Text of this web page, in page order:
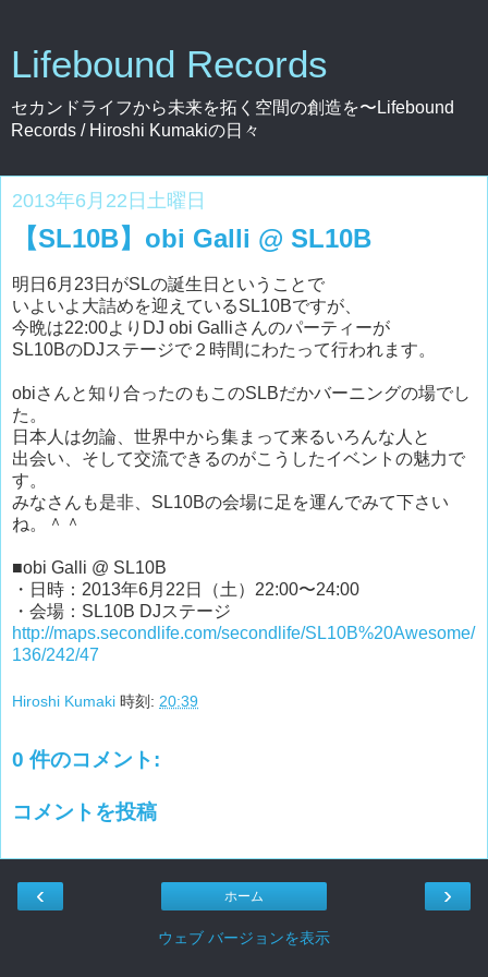
Lifebound Records
セカンドライフから未来を拓く空間の創造を〜Lifebound
Records / Hiroshi Kumakiの日々
2013年6月22日土曜日
【SL10B】obi Galli @ SL10B
明日6月23日がSLの誕生日ということで
いよいよ大詰めを迎えているSL10Bですが、
今晩は22:00よりDJ obi Galliさんのパーティーが
SL10BのDJステージで２時間にわたって行われます。
obiさんと知り合ったのもこのSLBだかバーニングの場でし
た。
日本人は勿論、世界中から集まって来るいろんな人と
出会い、そして交流できるのがこうしたイベントの魅力で
す。
みなさんも是非、SL10Bの会場に足を運んでみて下さい
ね。＾＾
■obi Galli @ SL10B
・日時：2013年6月22日（土）22:00〜24:00
・会場：SL10B DJステージ
http://maps.secondlife.com/secondlife/SL10B%20Awesome/
136/242/47
Hiroshi Kumaki 時刻: 20:39
0 件のコメント:
コメントを投稿
‹ ›
ホーム
ウェブ バージョンを表示